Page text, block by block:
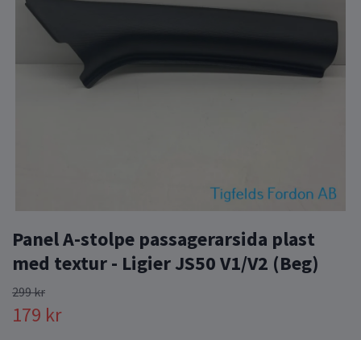
Panel A-stolpe passagerarsida plast
med textur - Ligier JS50 V1/V2 (Beg)
299 kr
179 kr